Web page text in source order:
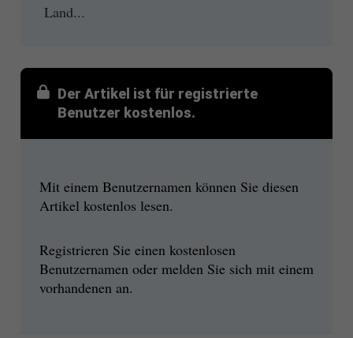
Land...
Der Artikel ist für registrierte
Benutzer kostenlos.
Mit einem Benutzernamen können Sie diesen
Artikel kostenlos lesen.
Registrieren Sie einen kostenlosen
Benutzernamen oder melden Sie sich mit einem
vorhandenen an.